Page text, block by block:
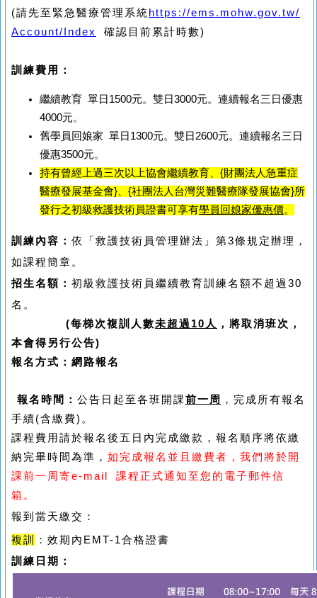
(請先至緊急醫療管理系統https://ems.mohw.gov.tw/
Account/Index
確認目前累計時數)
訓練費用：
繼續教育 單日1500元。雙日3000元。連續報名三日優惠
4000元。
舊學員回娘家 單日1300元。雙日2600元。連續報名三日
優惠3500元。
持有曾經上過三次以上協會繼續教育、 {財團法人急重症
醫療發展基金會}、{社團法人台灣災難醫療隊發展協會}所
發行之初級救護技術員證書可享有學員回娘家優惠價。
訓練內容： 依「救護技術員管理辦法」第3條規定辦理，
如課程簡章 。
招生名額： 初級救護技術員繼續教育訓練名額不超過 30
名。
(每梯次複訓人數未超過 10 人 ，將取消班次，
本會得另行公告)
報名方式：網路報名
報名時間： 公告日起至各班開課前一周 ，完成所有報名
手續(含繳費) 。
課程費用請於報名後五日內完成繳款，報名順序將依繳
納完畢時間為準， 如完成報名並且繳費者，我們將於開
課前一周寄e-mail 課程正式通知至您的電子郵件信
箱。
報到當天繳交：
複訓
：效期內EMT-1合格證書
訓練日期：